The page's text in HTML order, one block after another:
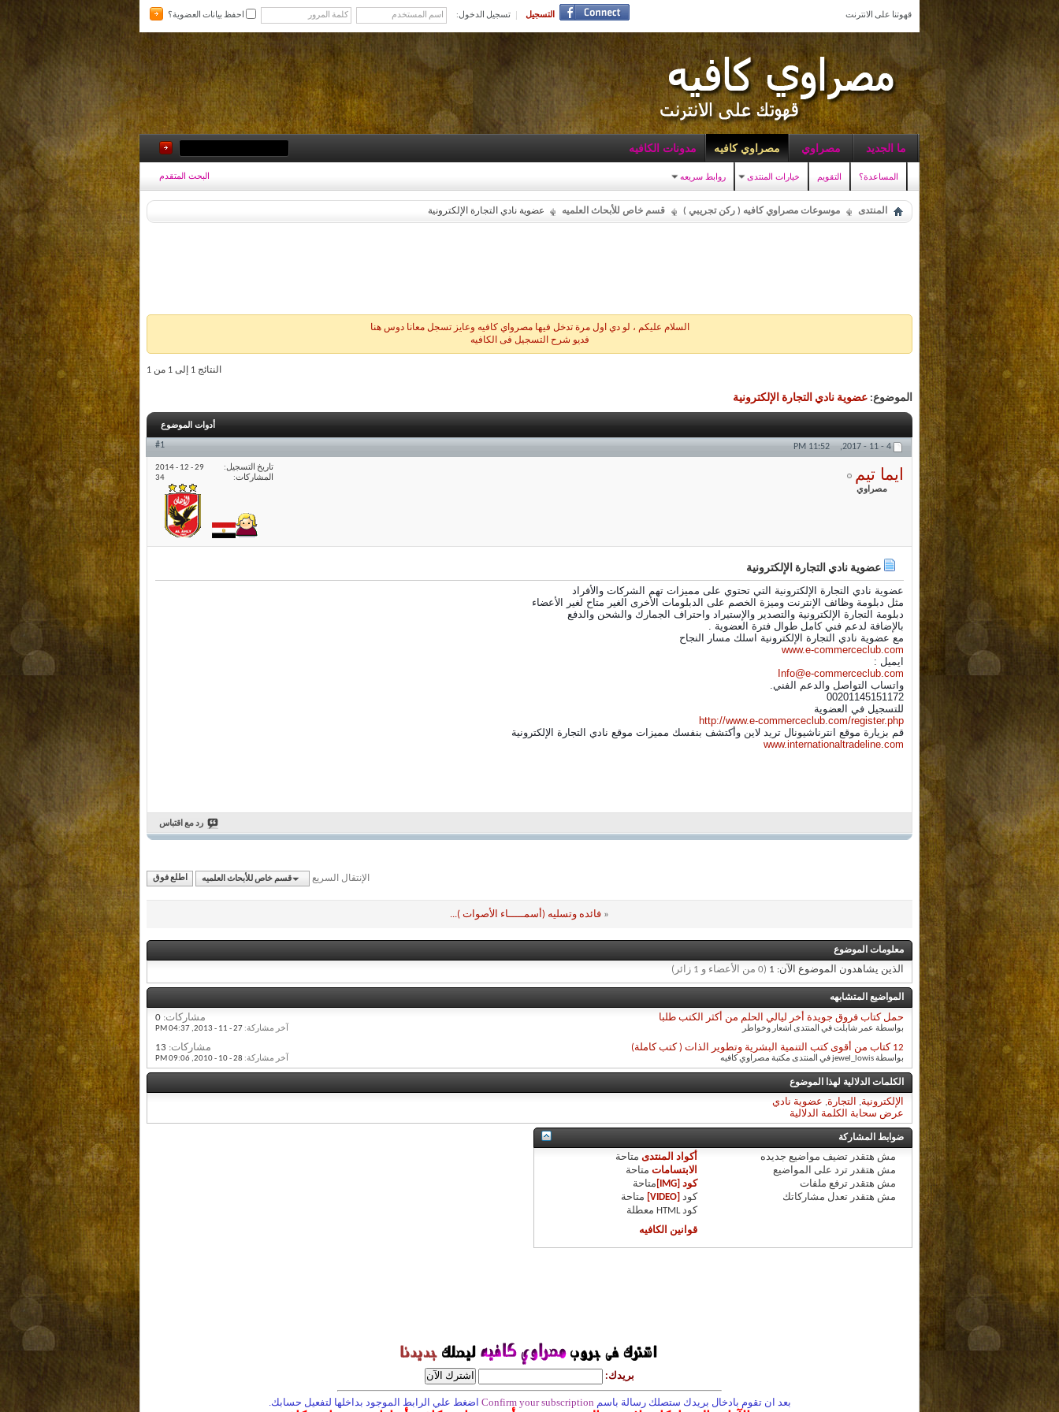
قهوتنا على الانترنت التسجيل تسجيل الدخول: احفظ بيانات العضوية؟
ما الجديد مصراوي مصراوي كافيه
المساعدة؟ التقويم خيارات المنتدى روابط سريعه
مدونات الكافيه
البحث المتقدم
المنتدى موسوعات مصراوي كافيه ( ركن تجريبي ) قسم خاص للأبحاث العلميه عضوية نادي التجارة الإلكترونية
السلام عليكم ، لو دي اول مرة تدخل فيها مصرواي كافيه وعايز تسجل معانا دوس هنا
فديو شرح التسجيل فى الكافيه
النتائج 1 إلى 1 من 1
الموضوع: عضوية نادي التجارة الإلكترونية
أدوات الموضوع
4 - 11 - 2017,
11:52 PM
#1
ايما تيم
مصراوي
تاريخ التسجيل
29 - 12 - 2014
المشاركات
34
عضوية نادي التجارة الإلكترونية
عضوية نادي التجارة الإلكترونية التي تحتوي على مميزات تهم الشركات والأفراد
مثل دبلومة وظائف الإنترنت وميزة الخصم على الدبلومات الأخرى الغير متاح لغير الأعضاء
دبلومة التجارة الإلكترونية والتصدير والإستيراد واحتراف الجمارك والشحن والدفع
بالإضافة لدعم فني كامل طوال فترة العضوية .
مع عضوية نادي التجارة الإلكترونية اسلك مسار النجاح
www.e-commerceclub.com
ايميل :
Info@e-commerceclub.com
واتساب التواصل والدعم الفني.
00201145151172
للتسجيل في العضوية
http://www.e-commerceclub.com/register.php
قم بزيارة موقع انترناشيونال تريد لاين وأكتشف بنفسك مميزات موقع نادي التجارة الإلكترونية
www.internationaltradeline.com
رد مع اقتباس
الإنتقال السريع قسم خاص للأبحاث العلميه اطلع فوق
« فائده وتسليه (أسمـــــاء الأصوات )...
معلومات الموضوع
الذين يشاهدون الموضوع الآن: 1 (0 من الأعضاء و 1 زائر)
المواضيع المتشابهه
حمل كتاب فروق جويدة أخر ليالي الحلم من أكثر الكتب طلبا
بواسطة عمر شابلت في المنتدى اشعار وخواطر
مشاركات:
آخر مشاركة: 04:37 PM
12 كتاب من أقوى كتب التنمية البشرية وتطوير الذات ( كتب كاملة)
بواسطة jewel_lowis في المنتدى مكتبة مصراوي كافيه
مشاركات:
آخر مشاركة: 09:06 PM
الكلمات الدلالية لهذا الموضوع
الإلكترونية, التجارة, عضوية نادي
عرض سحابة الكلمة الدلالية
ضوابط المشاركة
مش هتقدر تضيف مواضيع جديده
مش هتقدر ترد على المواضيع
مش هتقدر ترفع ملفات
مش هتقدر تعدل مشاركاتك
أكواد المنتدى متاحة
الابتسامات متاحة
كود [IMG]
متاحة
كود [VIDEO]
متاحة
كود HTML
معطلة
قوانين الكافيه
بريدك:
بعد ان تقوم بادخال بريدك ستصلك رسالة باسم Confirm your subscription اضغط علي الرابط الموجود بداخلها لتفعيل حسابك.